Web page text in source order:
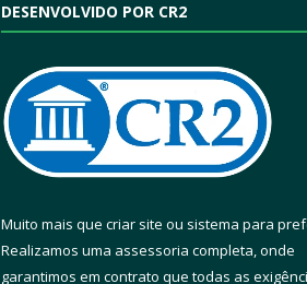
DESENVOLVIDO POR CR2
Muito mais que criar site ou sistema para
Realizamos uma assessoria completa, onde
garantimos em contrato que todas as